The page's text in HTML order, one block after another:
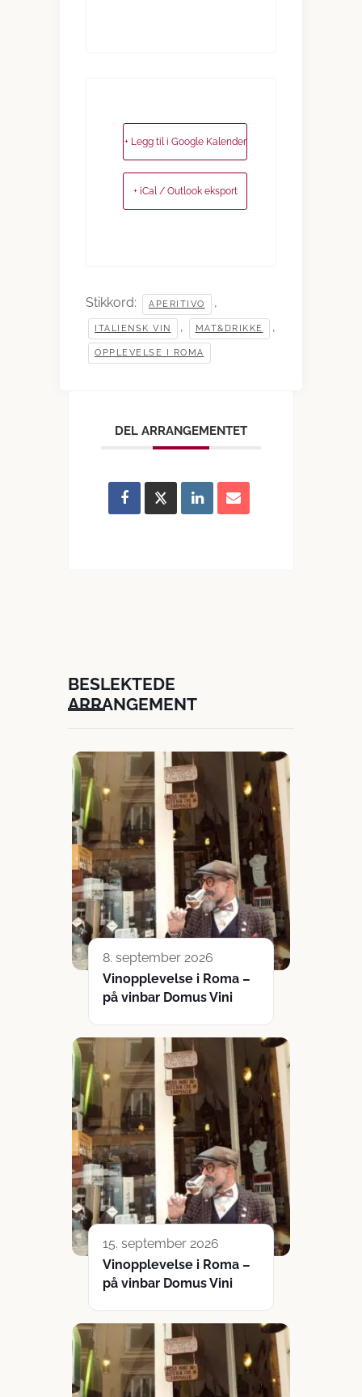
+ Legg til i Google Kalender
+ iCal / Outlook eksport
Stikkord: APERITIVO ,
ITALIENSK VIN , MAT&DRIKKE ,
OPPLEVELSE I ROMA
DEL ARRANGEMENTET
BESLEKTEDE
ARRANGEMENT
8. september 2026
Vinopplevelse i Roma –
på vinbar Domus Vini
15. september 2026
Vinopplevelse i Roma –
på vinbar Domus Vini